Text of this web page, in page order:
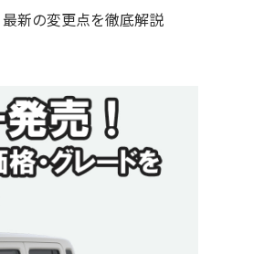
新の変更点を徹底解説